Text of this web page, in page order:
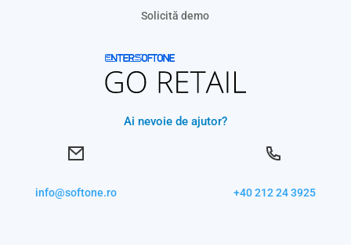
Solicită demo
Ai nevoie de ajutor?
+40 212 24 3925
info@softone.ro